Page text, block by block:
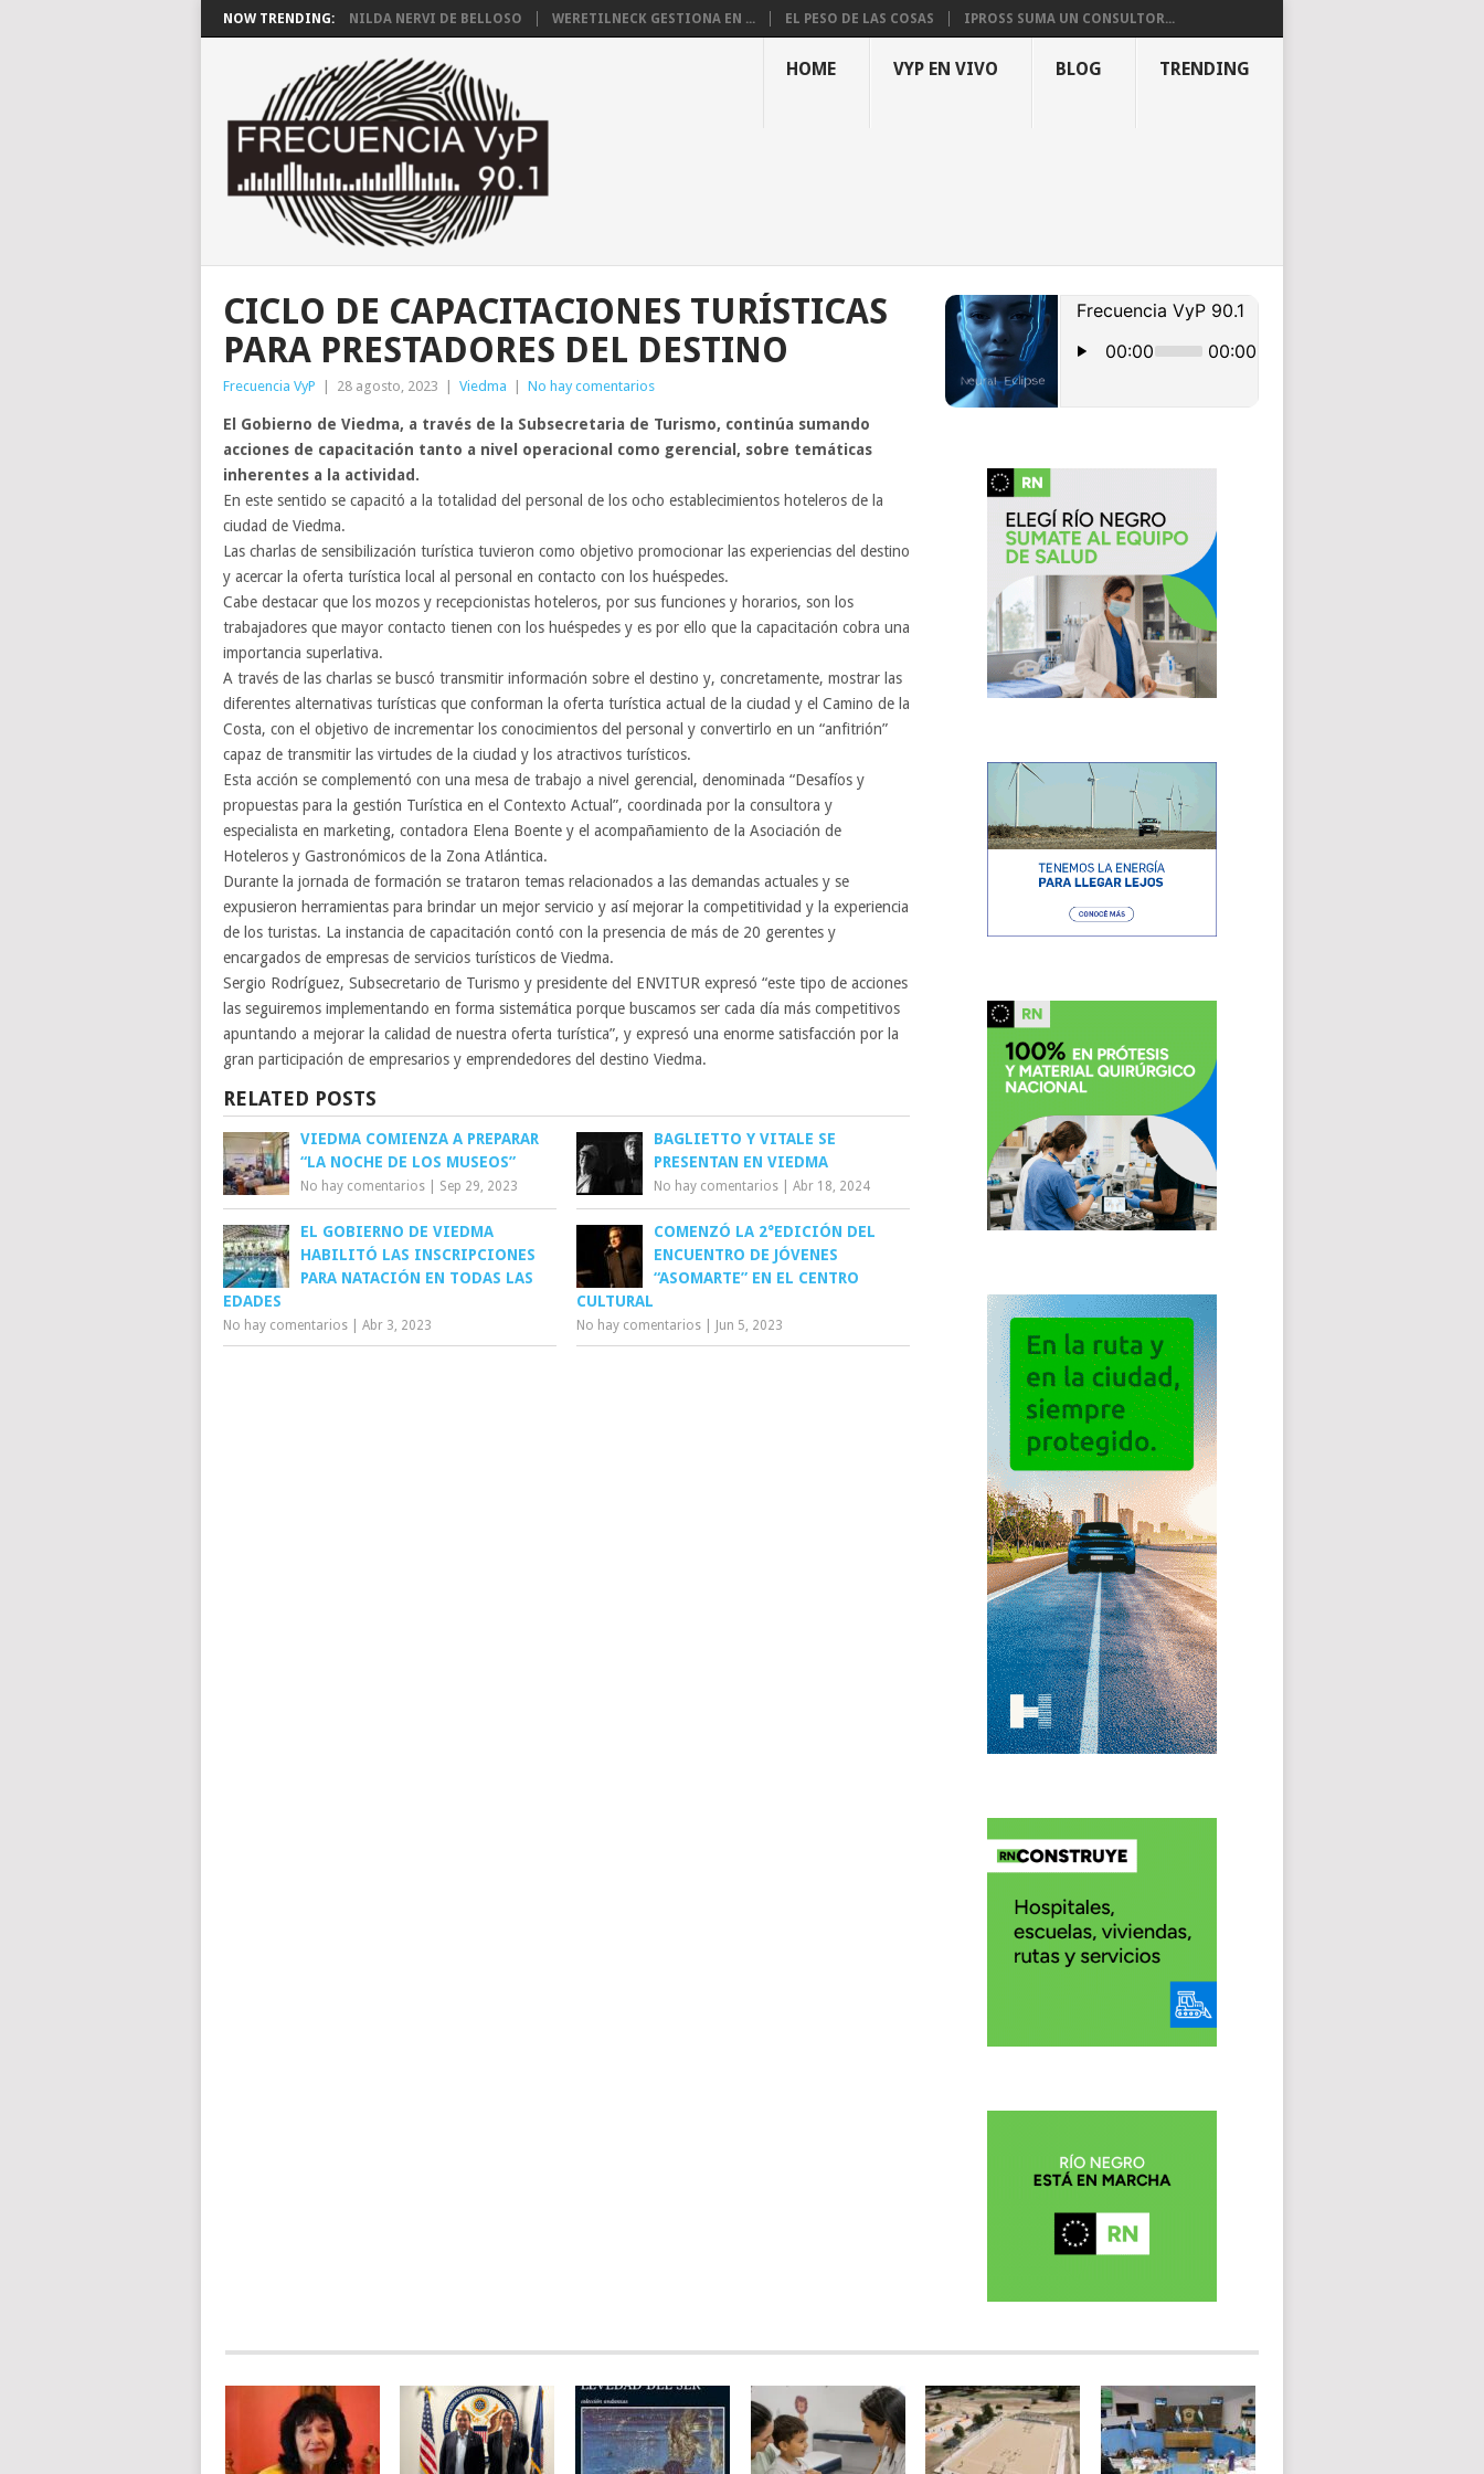
NOW TRENDING: NILDA NERVI DE BELLOSO WERETILNECK GESTIONA EN ... EL PESO DE LAS COSAS IPROSS SUMA UN CONSULTOR...
HOME VYP EN VIVO BLOG TRENDING
CICLO DE CAPACITACIONES TURÍSTICAS
PARA PRESTADORES DEL DESTINO
Frecuencia VyP 28 agosto, 2023 Viedma No hay comentarios
El Gobierno de Viedma, a través de la Subsecretaria de Turismo, continúa sumando
acciones de capacitación tanto a nivel operacional como gerencial, sobre temáticas
inherentes a la actividad.
En este sentido se capacitó a la totalidad del personal de los ocho establecimientos hoteleros de la
ciudad de Viedma.
Las charlas de sensibilización turística tuvieron como objetivo promocionar las experiencias del destino
y acercar la oferta turística local al personal en contacto con los huéspedes.
Cabe destacar que los mozos y recepcionistas hoteleros, por sus funciones y horarios, son los
trabajadores que mayor contacto tienen con los huéspedes y es por ello que la capacitación cobra una
importancia superlativa.
A través de las charlas se buscó transmitir información sobre el destino y, concretamente, mostrar las
diferentes alternativas turísticas que conforman la oferta turística actual de la ciudad y el Camino de la
Costa, con el objetivo de incrementar los conocimientos del personal y convertirlo en un “anfitrión”
capaz de transmitir las virtudes de la ciudad y los atractivos turísticos.
Esta acción se complementó con una mesa de trabajo a nivel gerencial, denominada “Desafíos y
propuestas para la gestión Turística en el Contexto Actual”, coordinada por la consultora y
especialista en marketing, contadora Elena Boente y el acompañamiento de la Asociación de
Hoteleros y Gastronómicos de la Zona Atlántica.
Durante la jornada de formación se trataron temas relacionados a las demandas actuales y se
expusieron herramientas para brindar un mejor servicio y así mejorar la competitividad y la experiencia
de los turistas. La instancia de capacitación contó con la presencia de más de 20 gerentes y
encargados de empresas de servicios turísticos de Viedma.
Sergio Rodríguez, Subsecretario de Turismo y presidente del ENVITUR expresó “este tipo de acciones
las seguiremos implementando en forma sistemática porque buscamos ser cada día más competitivos
apuntando a mejorar la calidad de nuestra oferta turística”, y expresó una enorme satisfacción por la
gran participación de empresarios y emprendedores del destino Viedma.
RELATED POSTS
VIEDMA COMIENZA A PREPARAR
“LA NOCHE DE LOS MUSEOS”
No hay comentarios Sep 29, 2023
BAGLIETTO Y VITALE SE
PRESENTAN EN VIEDMA
No hay comentarios |Abr 18, 2024
EL GOBIERNO DE VIEDMA
HABILITÓ LAS INSCRIPCIONES
PARA NATACIÓN EN TODAS LAS
EDADES
No hay comentarios Abr 3, 2023
COMENZÓ LA 2°EDICIÓN DEL
ENCUENTRO DE JÓVENES
“ASOMARTE” EN EL CENTRO
CULTURAL
No hay comentarios Jun 5, 2023